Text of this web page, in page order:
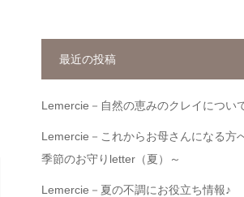
最近の投稿
Lemercie－自然の恵みのクレイについ
Lemercie－これからお母さんになる方
季節のお守りletter（夏）～
Lemercie－夏の不調にお役立ち情報♪